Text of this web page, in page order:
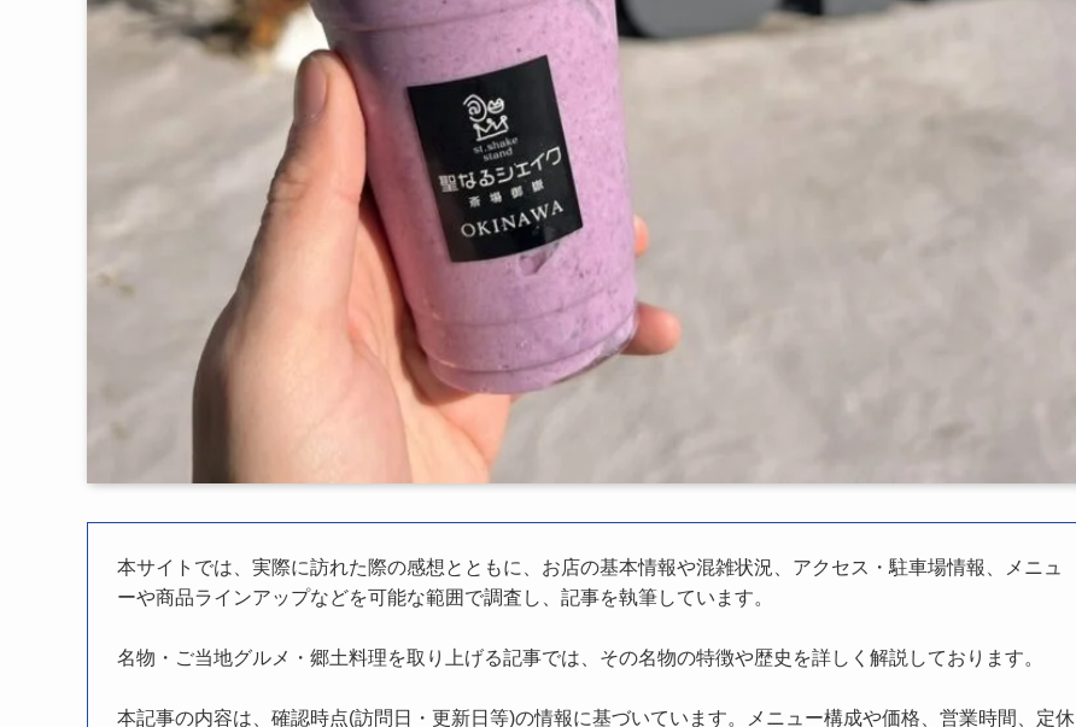
本サイトでは、実際に訪れた際の感想とともに、お店の基本情報や混雑状況、アクセス・駐車場情報、メニュ
ーや商品ラインアップなどを可能な範囲で調査し、記事を執筆しています。
名物・ご当地グルメ・郷土料理を取り上げる記事では、その名物の特徴や歴史を詳しく解説しております。
本記事の内容は、確認時点(訪問日・更新日等)の情報に基づいています。メニュー構成や価格、営業時間、定休